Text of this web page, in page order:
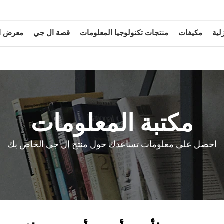
مكيفات منتجات تكنولوجيا المعلومات قصة ال جي معرض
مكتبة المعلومات
احصل على معلومات تساعدك حول منتج إل جي الخاص بك